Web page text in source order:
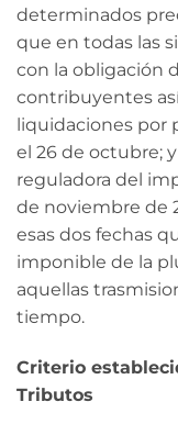
determinados
que en todas las
con la obligación
contribuyentes
liquidaciones por
el 26 de octubre;
reguladora del
de noviembre de
esas dos fechas
imponible de la
aquellas
tiempo.
Criterio
Tributos